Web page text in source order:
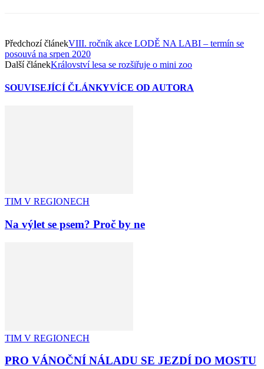
Předchozí článekVIII. ročník akce LODĚ NA LABI – termín se
posouvá na srpen 2020
Další článekKrálovství lesa se rozšiřuje o mini zoo
SOUVISEJÍCÍ ČLÁNKYVÍCE OD AUTORA
TIM V REGIONECH
Na výlet se psem? Proč by ne
TIM V REGIONECH
PRO VÁNOČNÍ NÁLADU SE JEZDÍ DO MOSTU